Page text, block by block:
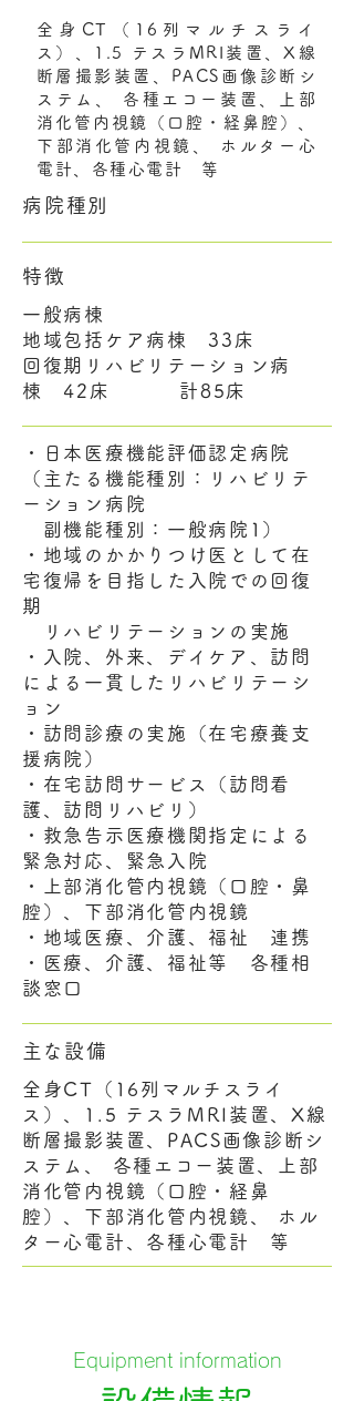
全身CT（16列マルチスライ
ス）、1.5 テスラMRI装置、X線
断層撮影装置、PACS画像診断シ
ステム、 各種エコー装置、上部
消化管内視鏡（口腔・経鼻腔）、
下部消化管内視鏡、 ホルター心
電計、各種心電計 等
病院種別
特徴
一般病棟
地域包括ケア病棟 33床
回復期リハビリテーション病
棟 42床 計85床
・日本医療機能評価認定病院
（主たる機能種別：リハビリテ
ーション病院
副機能種別：一般病院1）
・地域のかかりつけ医として在
宅復帰を目指した入院での回復
期
リハビリテーションの実施
・入院、外来、デイケア、訪問
による一貫したリハビリテーシ
ョン
・訪問診療の実施（在宅療養支
援病院）
・在宅訪問サービス（訪問看
護、訪問リハビリ）
・救急告示医療機関指定による
緊急対応、緊急入院
・上部消化管内視鏡（口腔・鼻
腔）、下部消化管内視鏡
・地域医療、介護、福祉 連携
・医療、介護、福祉等 各種相
談窓口
​主な設備
全身CT（16列マルチスライ
ス）、1.5 テスラMRI装置、X線
断層撮影装置、PACS画像診断シ
ステム、 各種エコー装置、上部
消化管内視鏡（口腔・経鼻
腔）、下部消化管内視鏡、 ホル
ター心電計、各種心電計 等
Equipment information